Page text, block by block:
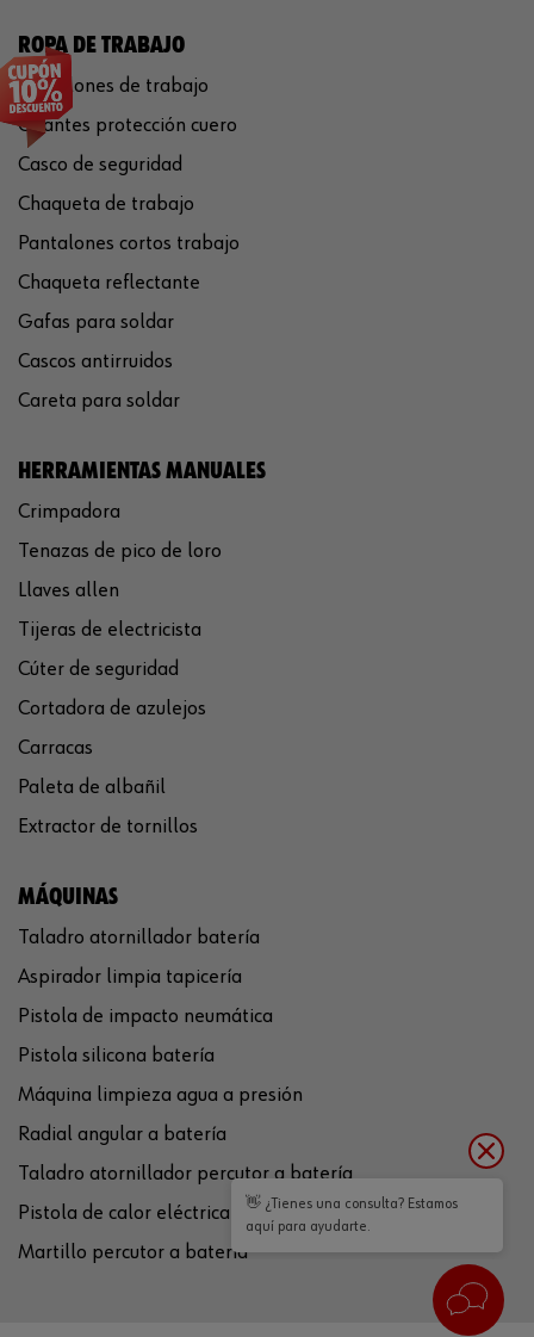
ROPA DE TRABAJO
Pantalones de trabajo
Guantes protección cuero
Casco de seguridad
Chaqueta de trabajo
Pantalones cortos trabajo
Chaqueta reflectante
Gafas para soldar
Cascos antirruidos
Careta para soldar
HERRAMIENTAS MANUALES
Crimpadora
Tenazas de pico de loro
Llaves allen
Tijeras de electricista
Cúter de seguridad
Cortadora de azulejos
Carracas
Paleta de albañil
Extractor de tornillos
MÁQUINAS
Taladro atornillador batería
Aspirador limpia tapicería
Pistola de impacto neumática
Pistola silicona batería
Máquina limpieza agua a presión
Radial angular a batería
Taladro atornillador percutor a batería
Pistola de calor eléctrica
Martillo percutor a batería
👋 ¿Tienes una consulta? Estamos
aquí para ayudarte.